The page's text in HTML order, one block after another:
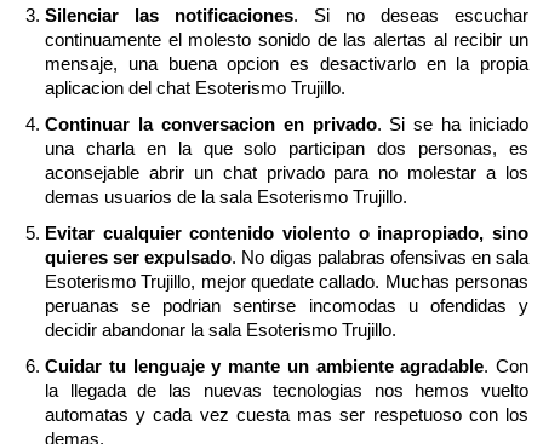
Silenciar las notificaciones. Si no deseas escuchar
continuamente el molesto sonido de las alertas al recibir un
mensaje, una buena opcion es desactivarlo en la propia
aplicacion del chat Esoterismo Trujillo.
Continuar la conversacion en privado. Si se ha iniciado
una charla en la que solo participan dos personas, es
aconsejable abrir un chat privado para no molestar a los
demas usuarios de la sala Esoterismo Trujillo.
Evitar cualquier contenido violento o inapropiado, sino
quieres ser expulsado. No digas palabras ofensivas en sala
Esoterismo Trujillo, mejor quedate callado. Muchas personas
peruanas se podrian sentirse incomodas u ofendidas y
decidir abandonar la sala Esoterismo Trujillo.
Cuidar tu lenguaje y mante un ambiente agradable. Con
la llegada de las nuevas tecnologias nos hemos vuelto
automatas y cada vez cuesta mas ser respetuoso con los
demas.